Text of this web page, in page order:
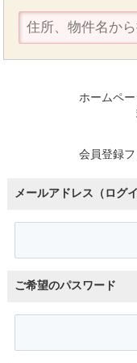
ホームペ
会員登録フ
メールアドレス（ログイ
ご希望のパスワード